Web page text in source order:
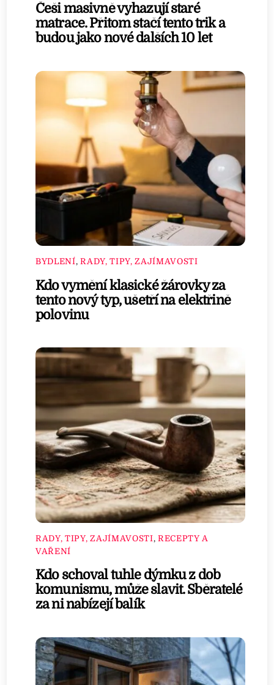
Češi masivně vyhazují staré
matrace. Přitom stačí tento trik a
budou jako nové dalších 10 let
BYDLENÍ,RADY, TIPY, ZAJÍMAVOSTI
Kdo vymění klasické žárovky za
tento nový typ, ušetří na elektřině
polovinu
RADY, TIPY, ZAJÍMAVOSTI, RECEPTY A
VAŘENÍ
Kdo schoval tuhle dýmku z dob
komunismu, může slavit. Sběratelé
za ni nabízejí balík